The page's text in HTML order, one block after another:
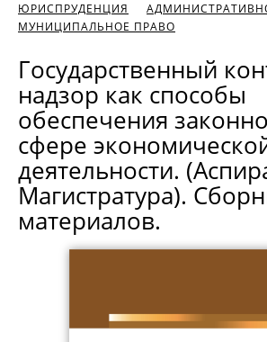
ЮРИСПРУДЕНЦИЯ
МУНИЦИПАЛЬНОЕ ПРАВО
Государственный
надзор как способы
обеспечения
сфере
деятельности.
Магистратура).
материалов.